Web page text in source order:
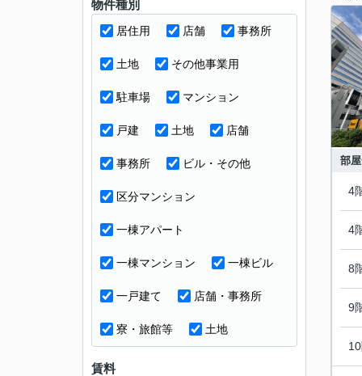
部
4
4
8
9
物件種別
居住用 店舗 事務所
土地 その他事業用
駐車場 マンション
戸建 土地 店舗
事務所 ビル・その他
区分マンション
一棟アパート
一棟マンション 一棟ビル
一戸建て 店舗・事務所
寮・旅館等 土地
賃料